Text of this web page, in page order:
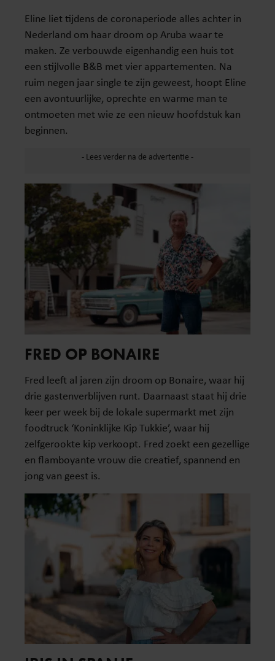
Eline liet tijdens de coronaperiode alles achter in
Nederland om haar droom op Aruba waar te
maken. Ze verbouwde eigenhandig een huis tot
een stijlvolle B&B met vier appartementen. Na
ruim negen jaar single te zijn geweest, hoopt Eline
een avontuurlijke, oprechte en warme man te
ontmoeten met wie ze een nieuw hoofdstuk kan
beginnen.
FRED OP BONAIRE
Fred leeft al jaren zijn droom op Bonaire, waar hij
drie gastenverblijven runt. Daarnaast staat hij drie
keer per week bij de lokale supermarkt met zijn
foodtruck ‘Koninklijke Kip Tukkie’, waar hij
zelfgerookte kip verkoopt. Fred zoekt een gezellige
en flamboyante vrouw die creatief, spannend en
jong van geest is.